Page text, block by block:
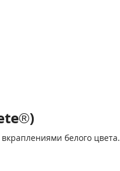
белого цвета.